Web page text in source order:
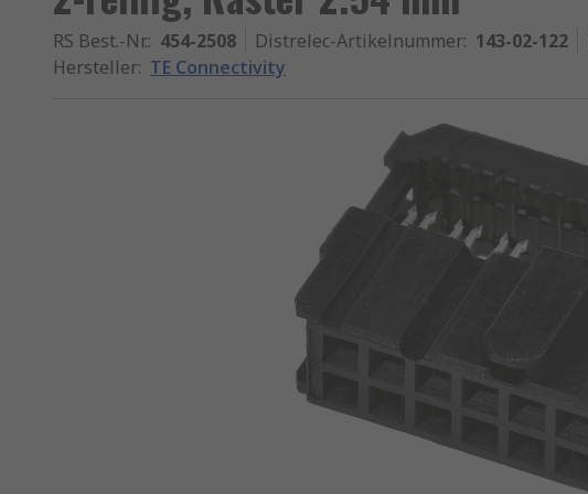
RS Best.-Nr.: 454-2508 Distrelec-Artikelnummer: 143-02-122
Hersteller: TE Connectivity